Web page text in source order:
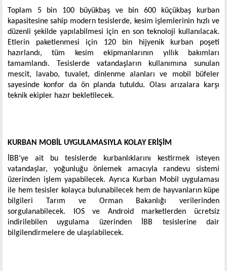
Toplam 5 bin 100 büyükbaş ve bin 600 küçükbaş kurban
kapasitesine sahip modern tesislerde, kesim işlemlerinin hızlı ve
düzenli şekilde yapılabilmesi için en son teknoloji kullanılacak.
Etlerin paketlenmesi için 120 bin hijyenik kurban poşeti
hazırlandı, tüm kesim ekipmanlarının yıllık bakımları
tamamlandı. Tesislerde vatandaşların kullanımına sunulan
mescit, lavabo, tuvalet, dinlenme alanları ve mobil büfeler
sayesinde konfor da ön planda tutuldu. Olası arızalara karşı
teknik ekipler hazır bekletilecek.
KURBAN MOBİL UYGULAMASIYLA KOLAY ERİŞİM
İBB’ye ait bu tesislerde kurbanlıklarını kestirmek isteyen
vatandaşlar, yoğunluğu önlemek amacıyla randevu sistemi
üzerinden işlem yapabilecek. Ayrıca Kurban Mobil uygulaması
ile hem tesisler kolayca bulunabilecek hem de hayvanların küpe
bilgileri Tarım ve Orman Bakanlığı verilerinden
sorgulanabilecek. IOS ve Android marketlerden ücretsiz
indirilebilen uygulama üzerinden İBB tesislerine dair
bilgilendirmelere de ulaşılabilecek.